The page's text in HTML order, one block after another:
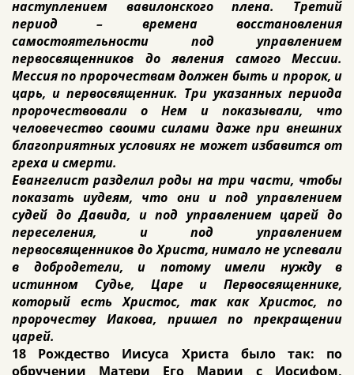
наступлением вавилонского плена. Третий
период – времена восстановления
самостоятельности под управлением
первосвященников до явления самого Мессии.
Мессия по пророчествам должен быть и пророк, и
царь, и первосвященник. Три указанных периода
пророчествовали о Нем и показывали, что
человечество своими силами даже при внешних
благоприятных условиях не может избавится от
греха и смерти.
Евангелист разделил роды на три части, чтобы
показать иудеям, что они и под управлением
судей до Давида, и под управлением царей до
переселения, и под управлением
первосвященников до Христа, нимало не успевали
в добродетели, и потому имели нужду в
истинном Судье, Царе и Первосвященнике,
который есть Христос, так как Христос, по
пророчеству Иакова, пришел по прекращении
царей.
18 Рождество Иисуса Христа было так: по
обручении Матери Его Марии с Иосифом,